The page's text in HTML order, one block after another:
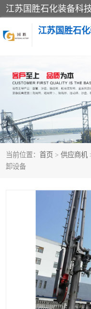
江苏国胜石
当前位置： 首页 > 供应商机
卸设备
输油臂